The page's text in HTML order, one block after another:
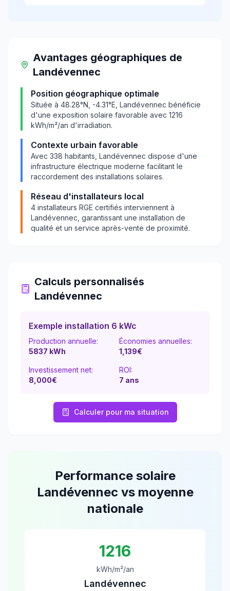
Avantages géographiques de
Landévennec
Position géographique optimale
Située à 48.28°N, -4.31°E, Landévennec bénéficie
d'une exposition solaire favorable avec 1216
kWh/m²/an d'irradiation.
Contexte urbain favorable
Avec 338 habitants, Landévennec dispose d'une
infrastructure électrique moderne facilitant le
raccordement des installations solaires.
Réseau d'installateurs local
4 installateurs RGE certifiés interviennent à
Landévennec , garantissant une installation de
qualité et un service après-vente de proximité.
Calculs personnalisés
Landévennec
Exemple installation 6 kWc
Production annuelle:
5837 kWh
Économies annuelles:
1,139€
Investissement net:
8,000€
ROI:
7 ans
Calculer pour ma situation
Performance solaire
Landévennec vs moyenne
nationale
1216
kWh/m²/an
Landévennec